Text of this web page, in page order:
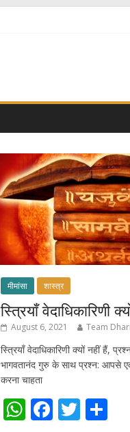
मीमांसा शास्त्र
स्त्रियाँ वेदाधिकारिणी
August 6, 2021 Team
स्त्रियाँ वेदाधिकारिणी क्यों नहीं हैं,
भागवतानंद गुरु के साथ प्रश्न: आपसे
करना चाहता
W F T